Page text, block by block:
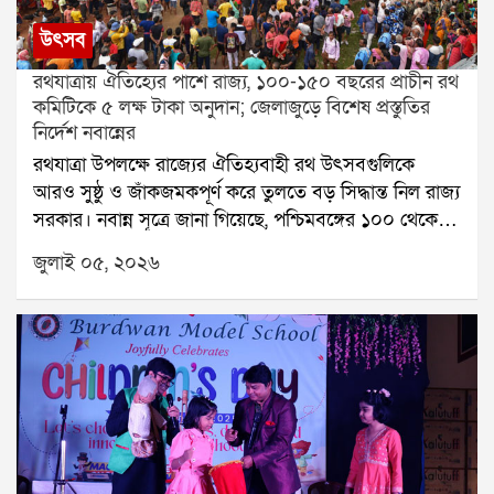
উৎসব
রথযাত্রায় ঐতিহ্যের পাশে রাজ্য, ১০০-১৫০ বছরের প্রাচীন রথ
কমিটিকে ৫ লক্ষ টাকা অনুদান; জেলাজুড়ে বিশেষ প্রস্তুতির
নির্দেশ নবান্নের
রথযাত্রা উপলক্ষে রাজ্যের ঐতিহ্যবাহী রথ উৎসবগুলিকে
আরও সুষ্ঠু ও জাঁকজমকপূর্ণ করে তুলতে বড় সিদ্ধান্ত নিল রাজ্য
সরকার। নবান্ন সূত্রে জানা গিয়েছে, পশ্চিমবঙ্গের ১০০ থেকে
১৫০ বছর বা তারও বেশি পুরনো ঐতিহ্যশালী রথযাত্রা
কমিটিগুলিকে ৫ লক্ষ টাকা করে আর্থিক অনুদান দেওয়া হবে।
ইতিমধ্যেই জেলার প্রশাসনের মাধ্যমে এই ধরনের ঐতিহাসিক
রথযাত্রা কমিটিগুলিকে চিহ্নিত করার কাজ শুরু হয়েছে।
প্রশাসনিক সূত্রের খবর, আগামী ১৩ জুলাই এই অনুদানের চেক
সংশ্লিষ্ট কমিটির অনুমোদিত প্রতিনিধিদের হাতে তুলে দেওয়া
হতে পারে। সেই অনুষ্ঠানে মুখ্যমন্ত্রী ভার্চুয়ালি উপস্থিত থেকে
রাজ্যের বিভিন্ন রথযাত্রা কমিটির প্রতিনিধিদের উদ্দেশে বক্তব্য
রাখতে পারেন বলেও নবান্ন সূত্রে ইঙ্গিত মিলেছে।শুধু আর্থিক
জুলাই ০৫, ২০২৬